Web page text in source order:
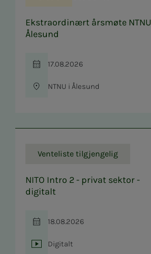
Ekstraordinært årsmøte NTNU
Ålesund
Tid
17.08.2026
Sted
NTNU i Ålesund
Venteliste tilgjengelig
NITO Intro 2 - privat sektor -
digitalt
Tid
18.08.2026
Sted
Digitalt